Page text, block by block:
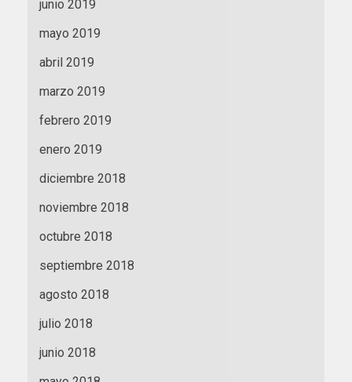
junio 2019
mayo 2019
abril 2019
marzo 2019
febrero 2019
enero 2019
diciembre 2018
noviembre 2018
octubre 2018
septiembre 2018
agosto 2018
julio 2018
junio 2018